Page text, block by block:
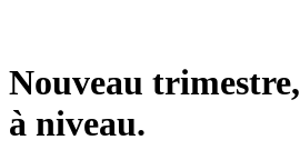
Nouveau trimestre,
à niveau.